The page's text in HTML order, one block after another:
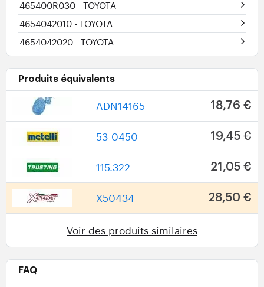
465400R030 - TOYOTA
4654042010 - TOYOTA
4654042020 - TOYOTA
Produits équivalents
ADN14165 18,76 €
53-0450 19,45 €
115.322 21,05 €
X50434 28,50 €
Voir des produits similaires
FAQ